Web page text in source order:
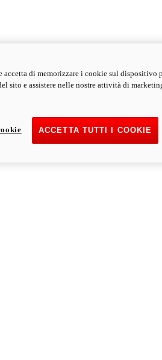
di memorizzare i cookie sul dispositivo
sito e assistere nelle nostre attività di
ACCETTA TUTTI I COOKIE